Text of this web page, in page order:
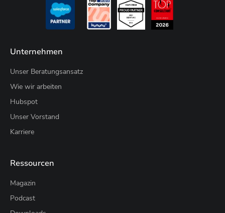
Unternehmen
Unser Beratungsansatz
Wie wir arbeiten
Hubspot
Unser Vorstand
Karriere
Ressourcen
Magazin
Podcast